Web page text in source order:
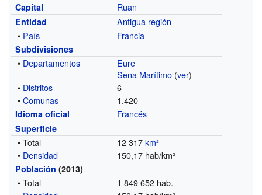
Capital Ruan
Entidad
Antigua región
• País Francia
Subdivisiones
• Departamentos
Eure
Sena Marítimo (ver)
• Distritos
6
•Comunas 1.420
Idioma oficial Francés
Superficie
• Total 12 317km²
• Densidad 150,17 hab/km²
Población (2013)
• Total
1 849 652 hab.